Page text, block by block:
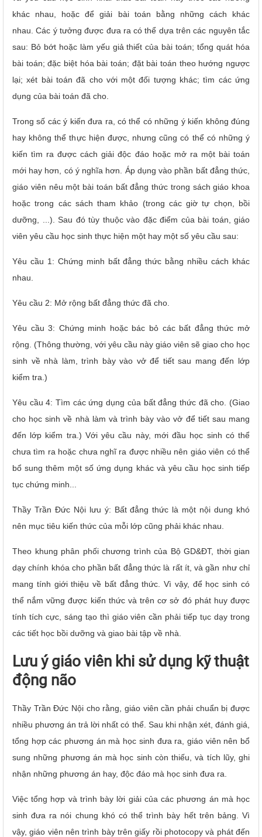
khác nhau, hoặc để giải bài toán bằng những cách khác
nhau.Các ý tưởng được đưa ra có thể dựa trên các nguyên tắc
sau: Bỏ bớt hoặc làm yếu giả thiết của bài toán; tổng quát hóa
bài toán; đặc biệt hóa bài toán; đặt bài toán theo hướng ngược
lại; xét bài toán đã cho với một đối tượng khác; tìm các ứng
dụng của bài toán đã cho.
Trong số các ý kiến đưa ra, có thể có những ý kiến không đúng
hay không thể thực hiện được, nhưng cũng có thể có những ý
kiến tìm ra được cách giải độc đáo hoặc mở ra một bài toán
mới hay hơn, có ý nghĩa hơn. Áp dụng vào phần bất đẳng thức,
giáo viên nêu một bài toán bất đẳng thức trong sách giáo khoa
hoặc trong các sách tham khảo (trong các giờ tự chọn, bồi
dưỡng, ...). Sau đó tùy thuộc vào đặc điểm của bài toán, giáo
viên yêu cầu học sinh thực hiện một hay một số yêu cầu sau:
Yêu cầu 1: Chứng minh bất đẳng thức bằng nhiều cách khác
nhau.
Yêu cầu 2: Mở rộng bất đẳng thức đã cho.
Yêu cầu 3: Chứng minh hoặc bác bỏ các bất đẳng thức mở
rộng. (Thông thường, với yêu cầu này giáo viên sẽ giao cho học
sinh về nhà làm, trình bày vào vở để tiết sau mang đến lớp
kiểm tra.)
Yêu cầu 4: Tìm các ứng dụng của bất đẳng thức đã cho. (Giao
cho học sinh về nhà làm và trình bày vào vở để tiết sau mang
đến lớp kiểm tra.) Với yêu cầu này, mới đầu học sinh có thể
chưa tìm ra hoặc chưa nghĩ ra được nhiều nên giáo viên có thể
bổ sung thêm một số ứng dụng khác và yêu cầu học sinh tiếp
tục chứng minh...
Thầy Trần Đức Nội lưu ý: Bất đẳng thức là một nội dung khó
nên mục tiêu kiến thức của mỗi lớp cũng phải khác nhau.
Theo khung phân phối chương trình của Bộ GD&ĐT, thời gian
dạy chính khóa cho phần bất đẳng thức là rất ít, và gần như chỉ
mang tính giới thiệu về bất đẳng thức.Vì vậy, để học sinh có
thể nắm vững được kiến thức và trên cơ sở đó phát huy được
tính tích cực, sáng tạo thì giáo viên cần phải tiếp tục dạy trong
các tiết học bồi dưỡng và giao bài tập về nhà.
Lưu ý giáo viên khi sử dụng kỹ thuật
động não
Thầy Trần Đức Nội cho rằng, giáo viên cần phải chuẩn bị được
nhiều phương án trả lời nhất có thể. Sau khi nhận xét, đánh giá,
tổng hợp các phương án mà học sinh đưa ra, giáo viên nên bổ
sung những phương án mà học sinh còn thiếu, và tích lũy, ghi
nhận những phương án hay, độc đáo mà học sinh đưa ra.
Việc tổng hợp và trình bày lời giải của các phương án mà học
sinh đưa ra nói chung khó có thể trình bày hết trên bảng. Vì
vậy, giáo viên nên trình bày trên giấy rồi photocopy và phát đến